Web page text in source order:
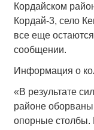
Кордайском
Кордай-3, село
все еще
сообщении.
Информация о
«В результате
районе
опорные столбы.